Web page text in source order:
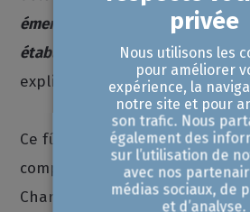
émerger des idées et des
établir des pistes d’actions à
explique l’analyste
Ce fût le cas pourl’étude Sport
compte de la CCI Provence-
Chargée de cette étude au sein
Nous utilisons les
pour améliorer
expérience, la
notre site et pour
son trafic. Nous
également des
sur l’utilisation de
avec nos
médias sociaux, de
et d’analyse.